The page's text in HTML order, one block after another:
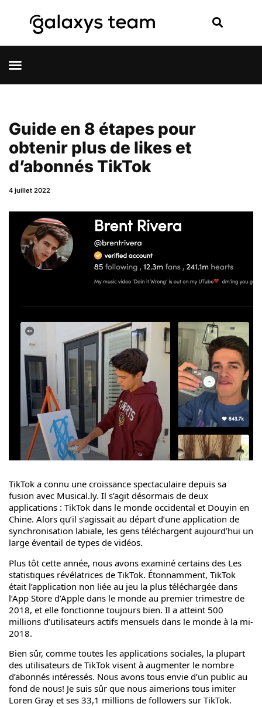
Guide en 8 étapes pour
obtenir plus de likes et
d’abonnés TikTok
4 juillet 2022
TikTok a connu une croissance spectaculaire depuis sa
fusion avec Musical.ly. Il s’agit désormais de deux
applications : TikTok dans le monde occidental et Douyin en
Chine. Alors qu’il s’agissait au départ d’une application de
synchronisation labiale, les gens téléchargent aujourd’hui un
large éventail de types de vidéos.
Plus tôt cette année, nous avons examiné certains des Les
statistiques révélatrices de TikTok. Étonnamment, TikTok
était l’application non liée au jeu la plus téléchargée dans
l’App Store d’Apple dans le monde au premier trimestre de
2018, et elle fonctionne toujours bien. Il a atteint 500
millions d’utilisateurs actifs mensuels dans le monde à la mi-
2018.
Bien sûr, comme toutes les applications sociales, la plupart
des utilisateurs de TikTok visent à augmenter le nombre
d’abonnés intéressés. Nous avons tous envie d’un public au
fond de nous! Je suis sûr que nous aimerions tous imiter
Loren Gray et ses 33,1 millions de followers sur TikTok.